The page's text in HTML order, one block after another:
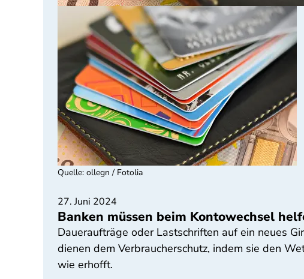
27. Juni 2024
Banken müssen beim Kontowechsel
Daueraufträge oder Lastschriften auf ein neues
dienen dem Verbraucherschutz, indem sie den
wie erhofft.
Quelle: ollegn / Fotolia